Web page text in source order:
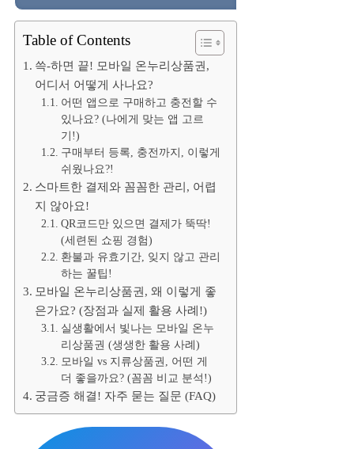
Table of Contents
쓱-하면 끝! 모바일 온누리상품권,
어디서 어떻게 사나요?
어떤 앱으로 구매하고 충전할 수
있나요? (나에게 맞는 앱 고르
기!)
구매부터 등록, 충전까지, 이렇게
쉬웠나요?!
스마트한 결제와 꼼꼼한 관리, 어렵
지 않아요!
QR코드만 있으면 결제가 뚝딱!
(세련된 쇼핑 경험)
환불과 유효기간, 잊지 않고 관리
하는 꿀팁!
모바일 온누리상품권, 왜 이렇게 좋
은가요? (장점과 실제 활용 사례!)
실생활에서 빛나는 모바일 온누
리상품권 (생생한 활용 사례)
모바일 vs 지류상품권, 어떤 게
더 좋을까요? (꼼꼼 비교 분석!)
궁금증 해결! 자주 묻는 질문 (FAQ)